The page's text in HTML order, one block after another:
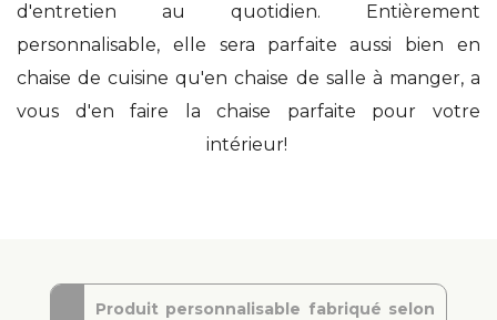
d'entretien au quotidien. Entièrement
personnalisable, elle sera parfaite aussi bien en
chaise de cuisine qu'en chaise de salle à manger, a
vous d'en faire la chaise parfaite pour votre
intérieur!
Produit personnalisable fabriqué selon